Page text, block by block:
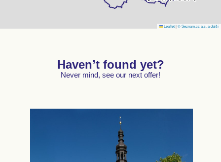
Leaflet|© Seznam.cz a.s. a další
Haven’t found yet?
Never mind, see our next offer!